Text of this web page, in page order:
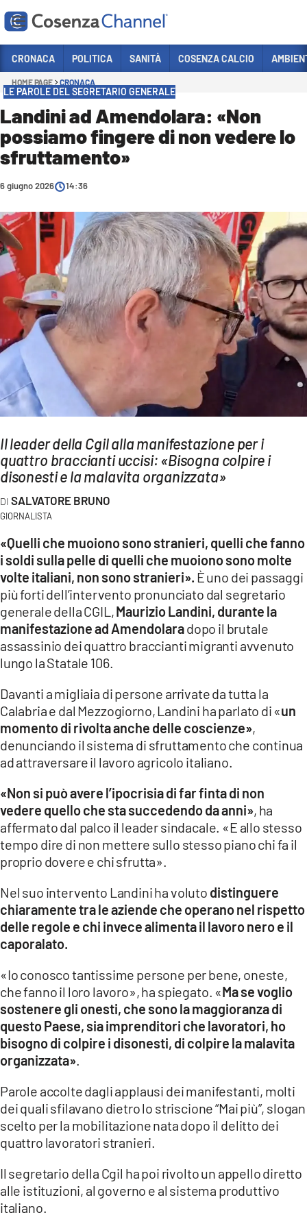
Sezioni
CRONACA
POLITICA
COSENZA CALCIO
ECONOMIA E LAVORO
SANITÀ
CULTURA
AMBIENTE
Streaming
LAC TV
LAC NETWORK
LAC ONAIR
LaC
Network
LACTV.IT
LACONAIR.IT
LACITYMAG.IT
ILREGGINO.IT
COSENZACHANNEL.IT
ILVIBONESE.IT
CATANZAROCHANNEL.IT
LACAPITALENEWS.IT
App
ANDROID
CRONACA POLITICA SANITÀ COSENZA CALCIO
HOME PAGE CRONACA
LE PAROLE DEL SEGRETARIO GENERALE
Landini ad Amendolara: «Non
possiamo fingere di non vedere lo
sfruttamento»
6 giugno 2026 14:36
Il leader della Cgil alla manifestazione per i
quattro braccianti uccisi: «Bisogna colpire i
disonesti e la malavita organizzata»
SALVATORE BRUNO
GIORNALISTA
«Quelli che muoiono sono stranieri, quelli che fanno
i soldi sulla pelle di quelli che muoiono sono molte
volte italiani, non sono stranieri». È uno dei passaggi
più forti dell’intervento pronunciato dal segretario
generale della CGIL,Maurizio Landini, durante la
manifestazione ad Amendolaradopo il brutale
assassinio dei quattro braccianti migranti avvenuto
lungo la Statale 106.
Davanti a migliaia di persone arrivate da tutta la
Calabria e dal Mezzogiorno, Landini ha parlato di «un
momento di rivolta anche delle coscienze»,
denunciando il sistema di sfruttamento che continua
ad attraversare il lavoro agricolo italiano.
«Non si può avere l’ipocrisia di far finta di non
vedere quello che sta succedendo da anni», ha
affermato dal palco il leader sindacale. «E allo stesso
tempo dire di non mettere sullo stesso piano chi fa il
proprio dovere e chi sfrutta».
Nel suo intervento Landini ha voluto distinguere
chiaramente tra le aziende che operano nel rispetto
delle regole e chi invece alimenta il lavoro nero e il
caporalato.
«Io conosco tantissime persone per bene, oneste,
che fanno il loro lavoro», ha spiegato. «Ma se voglio
sostenere gli onesti, che sono la maggioranza di
questo Paese, sia imprenditori che lavoratori, ho
bisogno di colpire i disonesti, di colpire la malavita
organizzata»
Parole accolte dagli applausi dei manifestanti, molti
dei quali sfilavano dietro lo striscione “Mai più”, slogan
scelto per la mobilitazione nata dopo il delitto dei
quattro lavoratori stranieri.
Il segretario della Cgil ha poi rivolto un appello diretto
alle istituzioni, al governo e al sistema produttivo
italiano.